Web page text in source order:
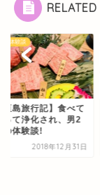
体験談
垣島旅行記】食べて
って浄化され、男2
の体験談!
2018年12月31日